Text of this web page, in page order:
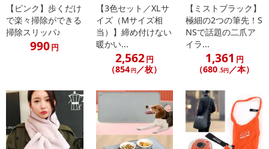
【ピンク】歩くだけ
で楽々掃除ができる
掃除スリッパ♪
990円
【3色セット／XLサ
イズ（Mサイズ相
当）】締め付けない
暖かい...
2,562円
（854 円／枚）
【ミストブラック】
極細の2つの筆先！S
NSで話題の二爪ア
イラ...
1,361 円
（680.5円／本）